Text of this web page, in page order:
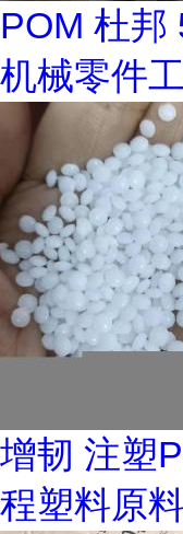
POM 杜邦
机械零件
增韧 注塑
程塑料原料